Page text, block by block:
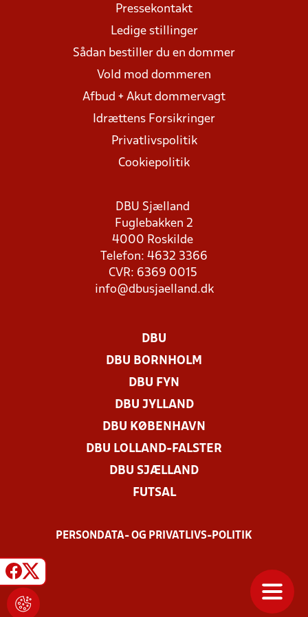
Pressekontakt
Ledige stillinger
Sådan bestiller du en dommer
Vold mod dommeren
Afbud + Akut dommervagt
Idrættens Forsikringer
Privatlivspolitik
Cookiepolitik
DBU Sjælland
Fuglebakken 2
4000 Roskilde
Telefon: 4632 3366
CVR: 6369 0015
info@dbusjaelland.dk
DBU
DBU BORNHOLM
DBU FYN
DBU JYLLAND
DBU KØBENHAVN
DBU LOLLAND-FALSTER
DBU SJÆLLAND
FUTSAL
PERSONDATA- OG PRIVATLIVS-POLITIK